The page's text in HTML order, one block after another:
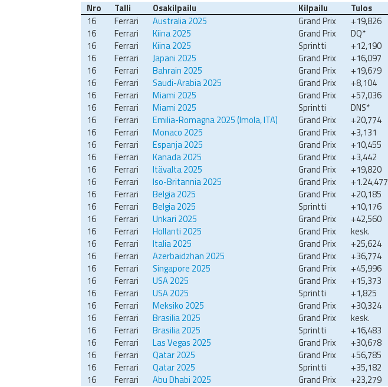
Nro Talli Osakilpailu Kilpailu Tulos
16
Ferrari Australia 2025 Grand Prix +19,826
16
Ferrari Kiina 2025 Grand Prix DQ*
16
Ferrari Kiina 2025 Sprintti +12,190
16
Ferrari Japani 2025 Grand Prix +16,097
16
Ferrari Bahrain 2025 Grand Prix +19,679
16
Ferrari Saudi-Arabia 2025 Grand Prix +8,104
16
Ferrari Miami 2025 Grand Prix +57,036
16
Ferrari Miami 2025 Sprintti DNS*
16
Ferrari Emilia-Romagna 2025 (Imola, ITA) Grand Prix +20,774
16
Ferrari Monaco 2025 Grand Prix +3,131
16
Ferrari Espanja 2025 Grand Prix +10,455
16
Ferrari Kanada 2025 Grand Prix +3,442
16
Ferrari Itävalta 2025 Grand Prix +19,820
16
Ferrari Iso-Britannia 2025 Grand Prix +1.24,477
16
Ferrari Belgia 2025 Grand Prix +20,185
16
Ferrari Belgia 2025 Sprintti +10,176
16
Ferrari Unkari 2025 Grand Prix +42,560
16
Ferrari Hollanti 2025 Grand Prix kesk.
16
Ferrari Italia 2025 Grand Prix +25,624
16
Ferrari Azerbaidzhan 2025 Grand Prix +36,774
16
Ferrari Singapore 2025 Grand Prix +45,996
16
Ferrari USA 2025 Grand Prix +15,373
16
Ferrari USA 2025 Sprintti +1,825
16
Ferrari Meksiko 2025 Grand Prix +30,324
16
Ferrari Brasilia 2025 Grand Prix kesk.
16
Ferrari Brasilia 2025 Sprintti +16,483
16
Ferrari Las Vegas 2025 Grand Prix +30,678
16
Ferrari Qatar 2025 Grand Prix +56,785
16
Ferrari Qatar 2025 Sprintti +35,182
16
Ferrari Abu Dhabi 2025 Grand Prix +23,279